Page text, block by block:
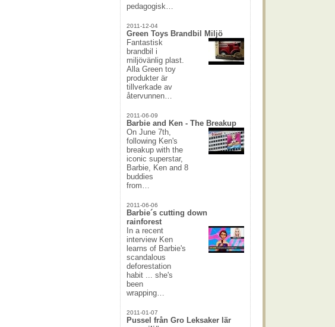
pedagogisk…
2011-12-04
Green Toys Brandbil Miljö
Fantastisk
brandbil i
miljövänlig plast.
Alla Green toy
produkter är
tillverkade av
återvunnen…
2011-06-09
Barbie and Ken - The Breakup
On June 7th,
following Ken's
breakup with the
iconic superstar,
Barbie, Ken and 8
buddies
from…
2011-06-06
Barbie´s cutting down
rainforest
In a recent
interview Ken
learns of Barbie's
scandalous
deforestation
habit ... she's
been
wrapping…
2011-01-07
Pussel från Gro Leksaker lär